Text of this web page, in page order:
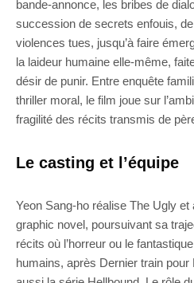
bande-annonce, les bribes de
succession de secrets enfouis,
violences tues, jusqu’à faire
la laideur humaine elle-même,
désir de punir. Entre enquête
thriller moral, le film joue sur
fragilité des récits transmis de
Le casting et l’équipe
Yeon Sang-ho réalise The Ugly
graphic novel, poursuivant sa
récits où l’horreur ou le
humains, après Dernier train